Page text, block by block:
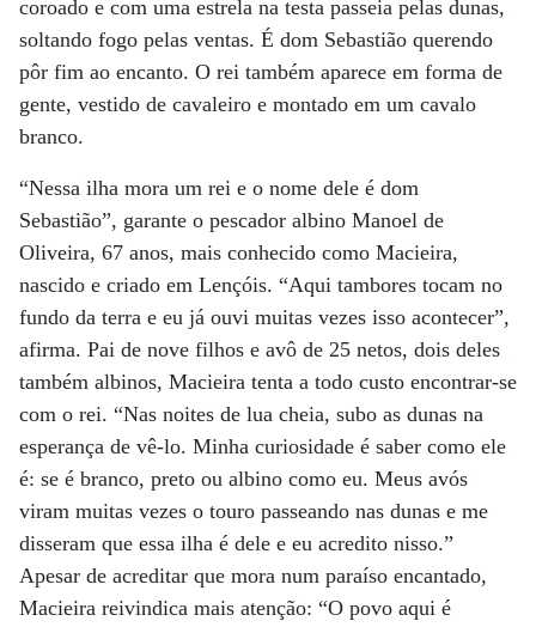
coroado e com uma estrela na testa passeia pelas dunas,
soltando fogo pelas ventas. É dom Sebastião querendo
pôr fim ao encanto. O rei também aparece em forma de
gente, vestido de cavaleiro e montado em um cavalo
branco.
“Nessa ilha mora um rei e o nome dele é dom
Sebastião”, garante o pescador albino Manoel de
Oliveira, 67 anos, mais conhecido como Macieira,
nascido e criado em Lençóis. “Aqui tambores tocam no
fundo da terra e eu já ouvi muitas vezes isso acontecer”,
afirma. Pai de nove filhos e avô de 25 netos, dois deles
também albinos, Macieira tenta a todo custo encontrar-se
com o rei. “Nas noites de lua cheia, subo as dunas na
esperança de vê-lo. Minha curiosidade é saber como ele
é: se é branco, preto ou albino como eu. Meus avós
viram muitas vezes o touro passeando nas dunas e me
disseram que essa ilha é dele e eu acredito nisso.”
Apesar de acreditar que mora num paraíso encantado,
Macieira reivindica mais atenção: “O povo aqui é